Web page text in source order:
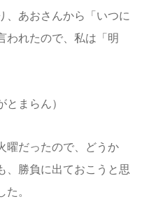
、あおさんから「いつに
われたので、私は「明
とまらん）
曜だったので、どうか
勝負に出ておこうと思
。